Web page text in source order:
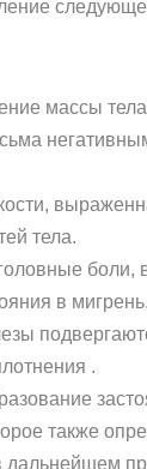
массы тела
тела.
боли,
в мигрень.
.
также
дальнейшем